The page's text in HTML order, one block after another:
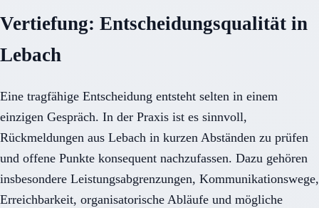
Vertiefung: Entscheidungsqualität in
Lebach
Eine tragfähige Entscheidung entsteht selten in einem
einzigen Gespräch. In der Praxis ist es sinnvoll,
Rückmeldungen aus Lebach in kurzen Abständen zu prüfen
und offene Punkte konsequent nachzufassen. Dazu gehören
insbesondere Leistungsabgrenzungen, Kommunikationswege,
Erreichbarkeit, organisatorische Abläufe und mögliche